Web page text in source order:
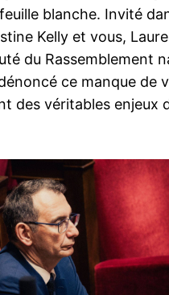
blanche. Invité
Kelly et vous,
du Rassemblement
ce manque de
des véritables enjeux